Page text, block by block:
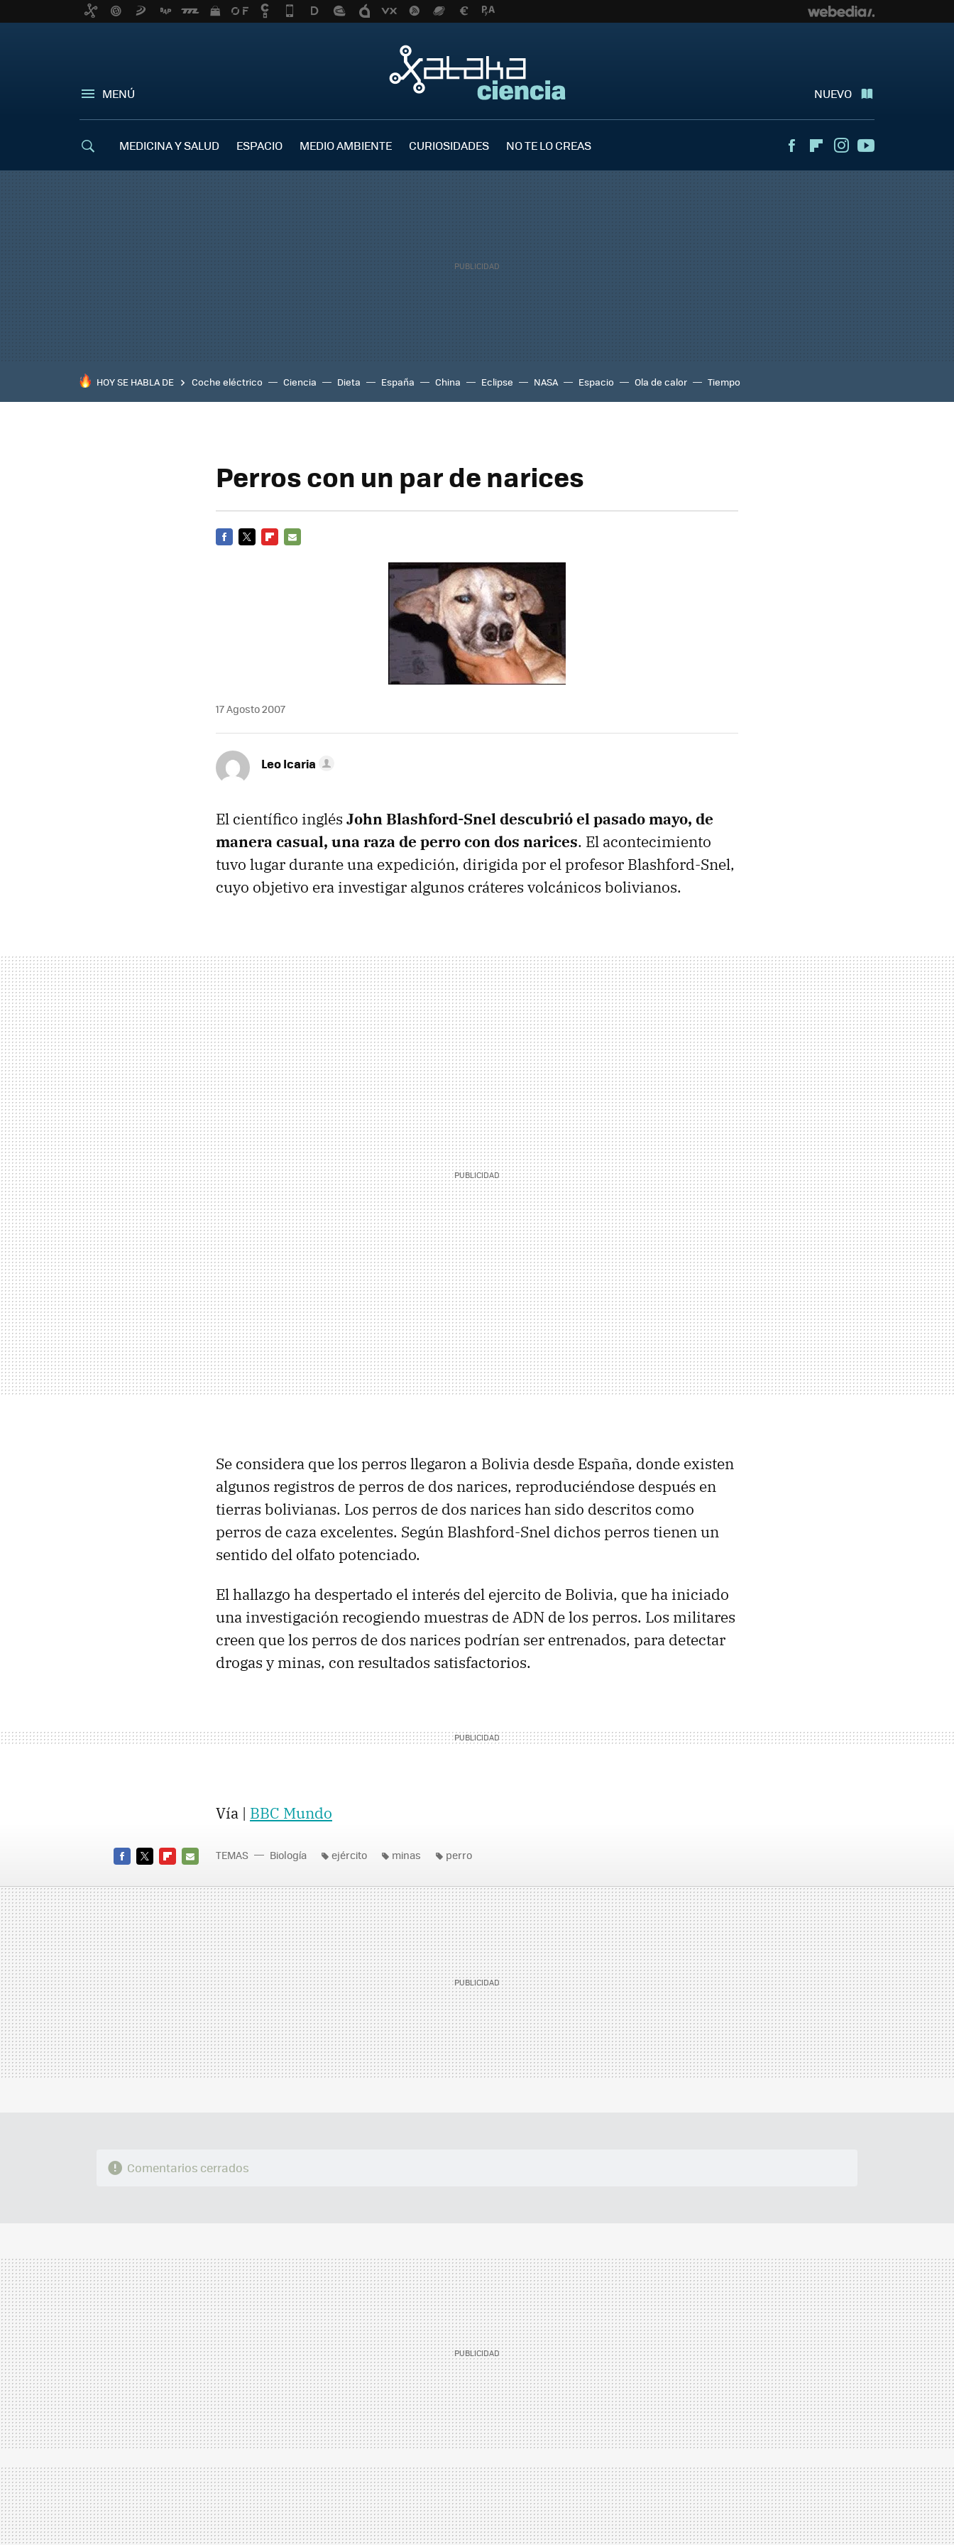
MENÚ NUEVO
MEDICINA Y SALUD ESPACIO MEDIO AMBIENTE CURIOSIDADES NO TE LO CREAS FacebookFlipboardInstagram
HOY SE HABLA DE Coche eléctrico Ciencia Dieta España China Eclipse NASA Espacio Ola de calor Tiempo
Perros con un par de narices
17 Agosto 2007
Leo Icaria
El científico inglés John Blashford-Snel descubrió el pasado mayo, de
manera casual, una raza de perro con dos narices. El acontecimiento
tuvo lugar durante una expedición, dirigida por el profesor Blashford-Snel,
cuyo objetivo era investigar algunos cráteres volcánicos bolivianos.
Se considera que los perros llegaron a Bolivia desde España, donde existen
algunos registros de perros de dos narices, reproduciéndose después en
tierras bolivianas. Los perros de dos narices han sido descritos como
perros de caza excelentes. Según Blashford-Snel dichos perros tienen un
sentido del olfato potenciado.
El hallazgo ha despertado el interés del ejercito de Bolivia, que ha iniciado
una investigación recogiendo muestras de ADN de los perros. Los militares
creen que los perros de dos narices podrían ser entrenados, para detectar
drogas y minas, con resultados satisfactorios.
Vía | BBC Mundo
MAIL
TEMAS Biología ejército minas perro
Comentarios cerrados